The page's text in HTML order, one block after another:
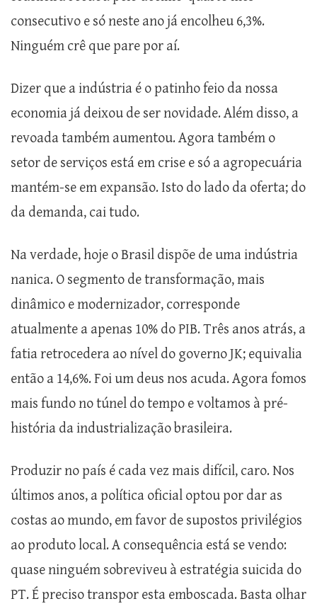
consecutivo e só neste ano já encolheu 6,3%.
Ninguém crê que pare por aí.
Dizer que a indústria é o patinho feio da nossa
economia já deixou de ser novidade. Além disso, a
revoada também aumentou. Agora também o
setor de serviços está em crise e só a agropecuária
mantém-se em expansão. Isto do lado da oferta; do
da demanda, cai tudo.
Na verdade, hoje o Brasil dispõe de uma indústria
nanica. O segmento de transformação, mais
dinâmico e modernizador, corresponde
atualmente a apenas 10% do PIB. Três anos atrás, a
fatia retrocedera ao nível do governo JK; equivalia
então a 14,6%. Foi um deus nos acuda. Agora fomos
mais fundo no túnel do tempo e voltamos à pré-
história da industrialização brasileira.
Produzir no país é cada vez mais difícil, caro. Nos
últimos anos, a política oficial optou por dar as
costas ao mundo, em favor de supostos privilégios
ao produto local. A consequência está se vendo:
quase ninguém sobreviveu à estratégia suicida do
PT. É preciso transpor esta emboscada. Basta olhar